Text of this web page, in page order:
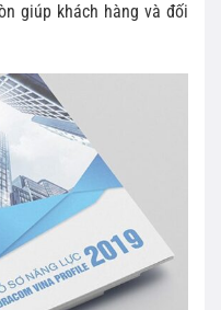
giúp khách hàng và đối